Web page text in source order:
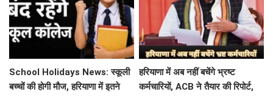
School Holidays News: स्कूली
बच्चों की होगी मौज, हरियाणा में इतने
हरियाणा में अब नहीं बचेंगे भ्रष्ट
कर्मचारियों, ACB ने तैयार की रिपोर्ट,